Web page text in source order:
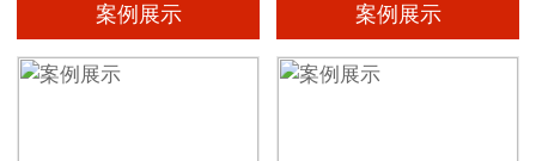
案例展示 案例展示